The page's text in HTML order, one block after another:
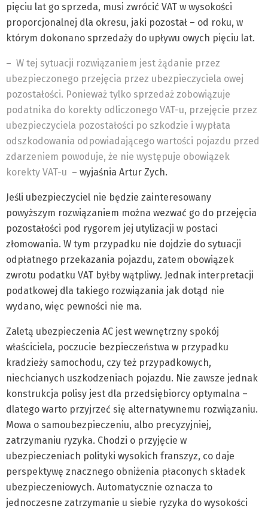
pięciu lat go sprzeda, musi zwrócić VAT w wysokości
proporcjonalnej dla okresu, jaki pozostał – od roku, w
którym dokonano sprzedaży do upływu owych pięciu lat.
– W tej sytuacji rozwiązaniem jest żądanie przez
ubezpieczonego przejęcia przez ubezpieczyciela owej
pozostałości. Ponieważ tylko sprzedaż zobowiązuje
podatnika do korekty odliczonego VAT-u, przejęcie przez
ubezpieczyciela pozostałości po szkodzie i wypłata
odszkodowania odpowiadającego wartości pojazdu przed
zdarzeniem powoduje, że nie występuje obowiązek
korekty VAT-u – wyjaśnia Artur Zych.
Jeśli ubezpieczyciel nie będzie zainteresowany
powyższym rozwiązaniem można wezwać go do przejęcia
pozostałości pod rygorem jej utylizacji w postaci
złomowania. W tym przypadku nie dojdzie do sytuacji
odpłatnego przekazania pojazdu, zatem obowiązek
zwrotu podatku VAT byłby wątpliwy. Jednak interpretacji
podatkowej dla takiego rozwiązania jak dotąd nie
wydano, więc pewności nie ma.
Zaletą ubezpieczenia AC jest wewnętrzny spokój
właściciela, poczucie bezpieczeństwa w przypadku
kradzieży samochodu, czy też przypadkowych,
niechcianych uszkodzeniach pojazdu. Nie zawsze jednak
konstrukcja polisy jest dla przedsiębiorcy optymalna –
dlatego warto przyjrzeć się alternatywnemu rozwiązaniu.
Mowa o samoubezpieczeniu, albo precyzyjniej,
zatrzymaniu ryzyka. Chodzi o przyjęcie w
ubezpieczeniach polityki wysokich franszyz, co daje
perspektywę znacznego obniżenia płaconych składek
ubezpieczeniowych. Automatycznie oznacza to
jednoczesne zatrzymanie u siebie ryzyka do wysokości